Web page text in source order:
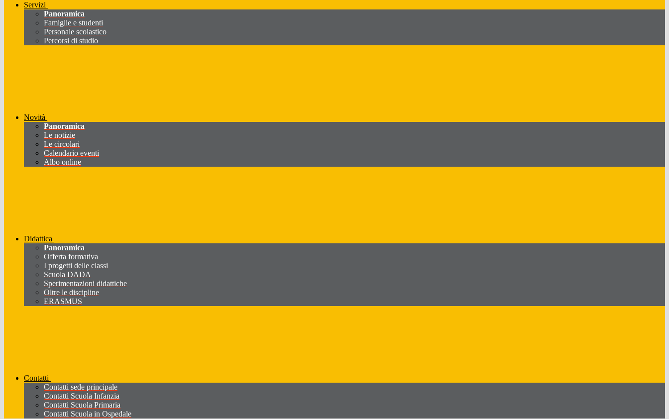
Servizi
Panoramica
Famiglie e studenti
Personale scolastico
Percorsi di studio
Novità
Panoramica
Le notizie
Le circolari
Calendario eventi
Albo online
Didattica
Panoramica
Offerta formativa
I progetti delle classi
Scuola DADA
Sperimentazioni didattiche
Oltre le discipline
ERASMUS
Contatti
Contatti sede principale
Contatti Scuola Infanzia
Contatti Scuola Primaria
Contatti Scuola in Ospedale